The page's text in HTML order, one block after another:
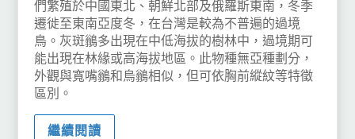
們繁殖於中國東北、朝鮮北部及俄羅斯東南，冬季
遷徙至東南亞度冬，在台灣是較為不普遍的過境
鳥。灰斑鶲多出現在中低海拔的樹林中，過境期可
能出現在林緣或高海拔地區。此物種無亞種劃分，
外觀與寬嘴鶲和烏鶲相似，但可依胸前縱紋等特徵
區別。
繼續閱讀